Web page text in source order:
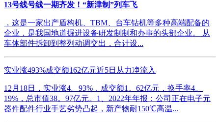
13号线号线一期齐发！“新津制”列车飞
，这是一家出产盾构机、TBM、台车钻机等多种高端配备的
企业，是我国地道掘进设备研发制制和办事的头部企业。 从
车体部件拆卸到整列动调交出，合计设...
实业涨493%成交额162亿元近5日从力净流入
12月18日，实业涨4。93%，成交额1。62亿元，换手率4。
19%，总市值38。97亿元。1、2022年年报：公司正在电子元
器件配件行业手艺劣势凸起，新产物耐150℃高温...